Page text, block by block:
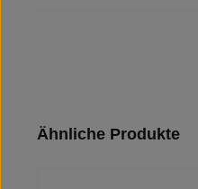
Produktgalerie
Ähnliche Produkte